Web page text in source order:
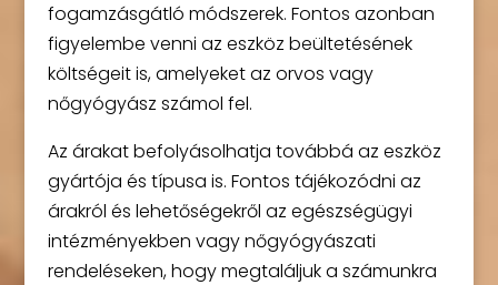
fogamzásgátló módszerek. Fontos azonban
figyelembe venni az eszköz beültetésének
költségeit is, amelyeket az orvos vagy
nőgyógyász számol fel.
Az árakat befolyásolhatja továbbá az eszköz
gyártója és típusa is. Fontos tájékozódni az
árakról és lehetőségekről az egészségügyi
intézményekben vagy nőgyógyászati
rendeléseken, hogy megtaláljuk a számunkra